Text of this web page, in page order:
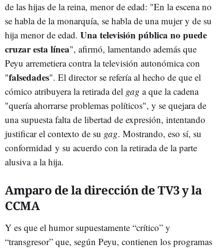
de las hijas de la reina, menor de edad: "En la escena no
se habla de la monarquía, se habla de una mujer y de su
hija menor de edad. Una televisión pública no puede
cruzar esta línea", afirmó, lamentando además que
Peyu arremetiera contra la televisión autonómica con
"falsedades". El director se refería al hecho de que el
cómico atribuyera la retirada del gag a que la cadena
"quería ahorrarse problemas políticos", y se quejara de
una supuesta falta de libertad de expresión, intentando
justificar el contexto de su gag. Mostrando, eso sí, su
conformidad y su acuerdo con la retirada de la parte
alusiva a la hija.
Amparo de la dirección de TV3 y la
CCMA
Y es que el humor supuestamente “crítico” y
“transgresor” que, según Peyu, contienen los programas